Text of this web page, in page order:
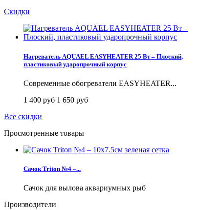
Скидки
Нагреватель AQUAEL EASYHEATER 25 Вт – Плоский,
пластиковый ударопрочный корпус
Современные обогреватели EASYHEATER...
1 400 руб 1 650 руб
Все скидки
Просмотренные товары
Сачок Triton №4 –...
Сачок для вылова аквариумных рыб
Производители